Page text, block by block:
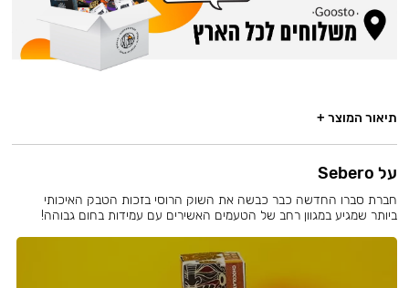
תיאור המוצר +
על Sebero
חברת סברו החדשה כבר כבשה את השוק הרוסי בזכות הטבק האיכותי
ביותר שמגיע במגוון רחב של הטעמים האשירים עם עמידות בחום גבוהה!